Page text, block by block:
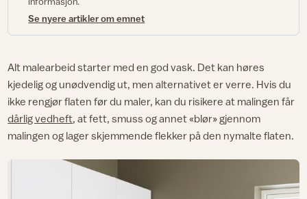
Se nyere artikler om emnet
Alt malearbeid starter med en god vask. Det kan høres
kjedelig og unødvendig ut, men alternativet er verre. Hvis du
ikke rengjør flaten før du maler, kan du risikere at malingen får
dårlig vedheft, at fett, smuss og annet «blør» gjennom
malingen og lager skjemmende flekker på den nymalte flaten.